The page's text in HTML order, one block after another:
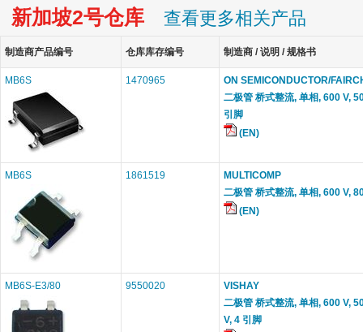
新加坡2号仓库 查看更多相关产品
制造商产品编号 仓库库存编号 制造商 / 说明 / 规格书
MB6S 1470965
ON SEMICONDUCTOR/
二极管 桥式整流, 单相, 600 V,
引脚
(EN)
MB6S 1861519
MULTICOMP
二极管 桥式整流, 单相, 600 V,
(EN)
MB6S-E3/80 9550020
VISHAY
二极管 桥式整流, 单相, 600 V,
V, 4 引脚